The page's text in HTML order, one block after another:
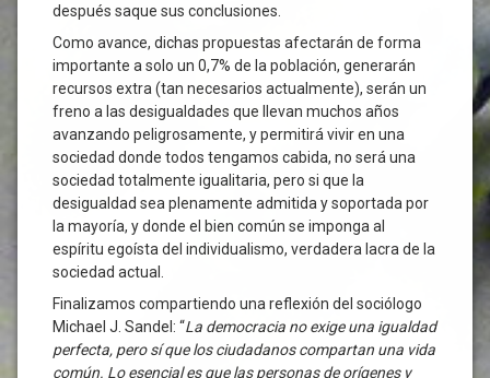
después saque sus conclusiones.
Como avance, dichas propuestas afectarán de forma
importante a solo un 0,7% de la población, generarán
recursos extra (tan necesarios actualmente), serán un
freno a las desigualdades que llevan muchos años
avanzando peligrosamente, y permitirá vivir en una
sociedad donde todos tengamos cabida, no será una
sociedad totalmente igualitaria, pero si que la
desigualdad sea plenamente admitida y soportada por
la mayoría, y donde el bien común se imponga al
espíritu egoísta del individualismo, verdadera lacra de la
sociedad actual.
Finalizamos compartiendo una reflexión del sociólogo
Michael J. Sandel: “La democracia no exige una igualdad
perfecta, pero sí que los ciudadanos compartan una vida
común. Lo esencial es que las personas de orígenes y